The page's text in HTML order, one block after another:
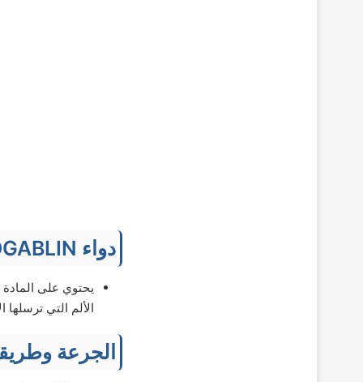
دواء ANDOGABLIN
الألم التي
الجرعة